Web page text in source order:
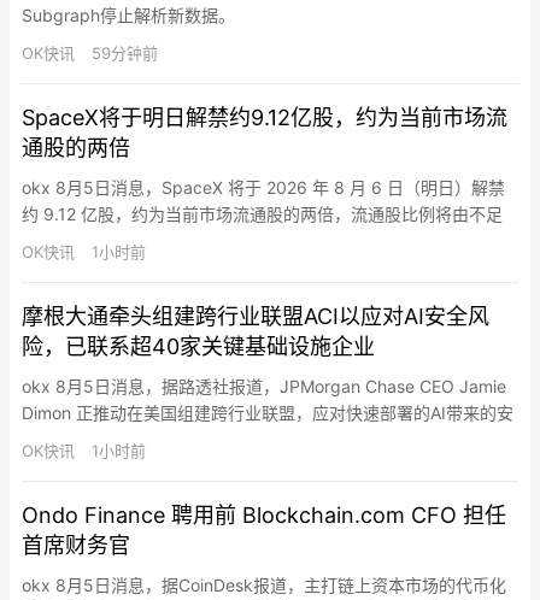
Subgraph停止解析新数据。
OK快讯 59分钟前
SpaceX将于明日解禁约9.12亿股，约为当前市场流
通股的两倍
okx 8月5日消息，SpaceX 将于 2026 年 8 月 6 日（明日）解禁
约 9.12 亿股，约为当前市场流通股的两倍，流通股比例将由不足
5% 升至约 12%。截至目前，SPCX 报约 112.67 美元，日内跌
10.10%，较 135 美元 IPO 发行价低约 16.5%。
OK快讯 1小时前
摩根大通牵头组建跨行业联盟ACI以应对AI安全风
险，已联系超40家关键基础设施企业
okx 8月5日消息，据路透社报道，JPMorgan Chase CEO Jamie
Dimon 正推动在美国组建跨行业联盟，应对快速部署的AI带来的安
全风险。该联盟将在现有“Alliance for Critical Infrastructure”
（ACI，关键基础设施联盟）基础上扩展，重点围绕AI使用场景、
OK快讯 1小时前
Ondo Finance 聘用前 Blockchain.com CFO 担任
首席财务官
okx 8月5日消息，据CoinDesk报道，主打链上资本市场的代币化